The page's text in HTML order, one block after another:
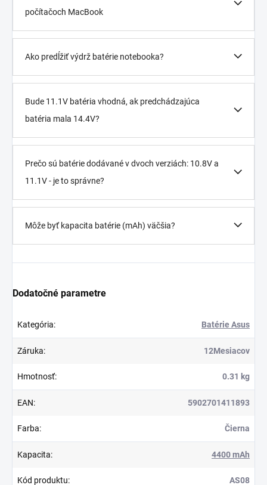
počítačoch MacBook
Ako predĺžiť výdrž batérie notebooka?
Bude 11.1V batéria vhodná, ak predchádzajúca
batéria mala 14.4V?
Prečo sú batérie dodávané v dvoch verziách: 10.8V a
11.1V - je to správne?
Môže byť kapacita batérie (mAh) väčšia?
Dodatočné parametre
Kategória: Batérie Asus
Záruka: 12Mesiacov
Hmotnosť: 0.31 kg
EAN: 5902701411893
Farba: Čierna
Kapacita: 4400 mAh
Kód produktu: AS08